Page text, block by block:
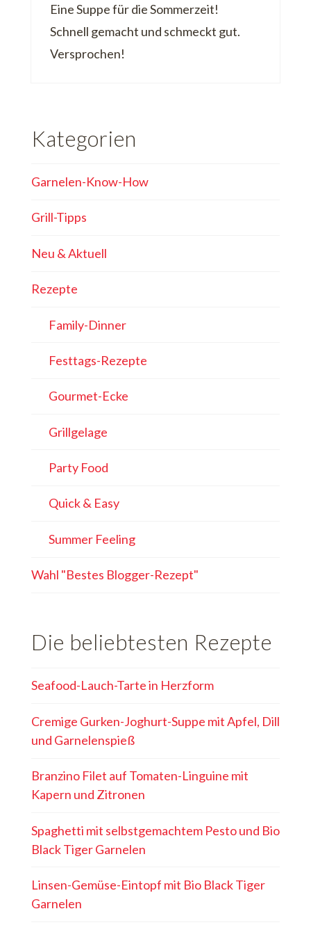
Eine Suppe für die Sommerzeit!
Schnell gemacht und schmeckt gut.
Versprochen!
Kategorien
Garnelen-Know-How
Grill-Tipps
Neu & Aktuell
Rezepte
Family-Dinner
Festtags-Rezepte
Gourmet-Ecke
Grillgelage
Party Food
Quick & Easy
Summer Feeling
Wahl "Bestes Blogger-Rezept"
Die beliebtesten Rezepte
Seafood-Lauch-Tarte in Herzform
Cremige Gurken-Joghurt-Suppe mit Apfel, Dill
und Garnelenspieß
Branzino Filet auf Tomaten-Linguine mit
Kapern und Zitronen
Spaghetti mit selbstgemachtem Pesto und Bio
Black Tiger Garnelen
Linsen-Gemüse-Eintopf mit Bio Black Tiger
Garnelen